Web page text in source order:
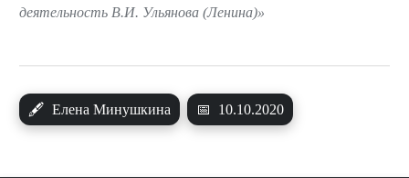
🖋 Елена Минушкина 📅 10.10.2020
деятельность В.И. Ульянова (Ленина)»